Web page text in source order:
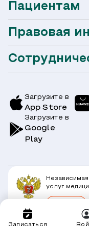
О сети Ниармедик
Акции
Услуги и цены
Врачи
Клиники
Комплексные
Лицензии
Пациентам
Мобильное
Акции
Симптомы
Правовая информация
Горячая линия /
Правовая
Оформление
Вопрос-Ответ по ОМС
Прямое
Работа у нас
Загрузите в
App Store
Загрузите в
Google
Play
услуг
Записаться